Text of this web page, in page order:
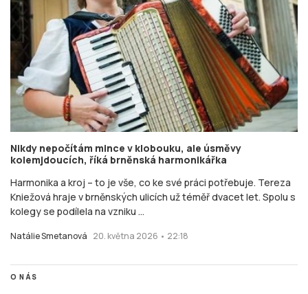
Nikdy nepočítám mince v klobouku, ale úsměvy
kolemjdoucích, říká brněnská harmonikářka
Harmonika a kroj – to je vše, co ke své práci potřebuje. Tereza
Kniežová hraje v brněnských ulicích už téměř dvacet let. Spolu s
kolegy se podílela na vzniku ...
Natálie Smetanová 20. května 2026 • 22:18
O NÁS